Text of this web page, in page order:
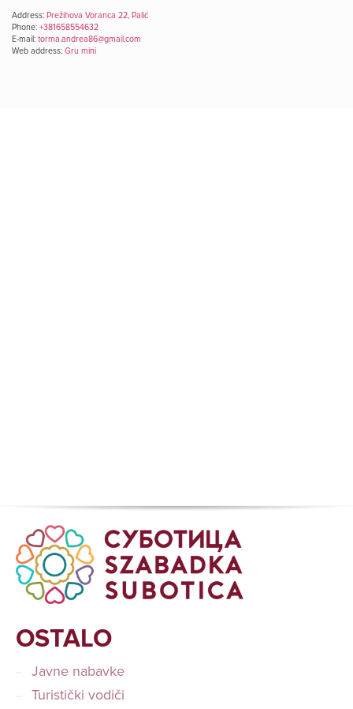
Address: Prežihova Voranca 22, Palić
Phone: +381658554632
E-mail: torma.andrea86@gmail.com
Web address: Gru mini
OSTALO
Javne nabavke
Turistički vodiči